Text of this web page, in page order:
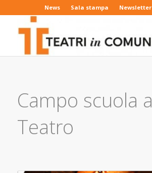
News Sala stampa Newsletter
Campo scuola a
Teatro